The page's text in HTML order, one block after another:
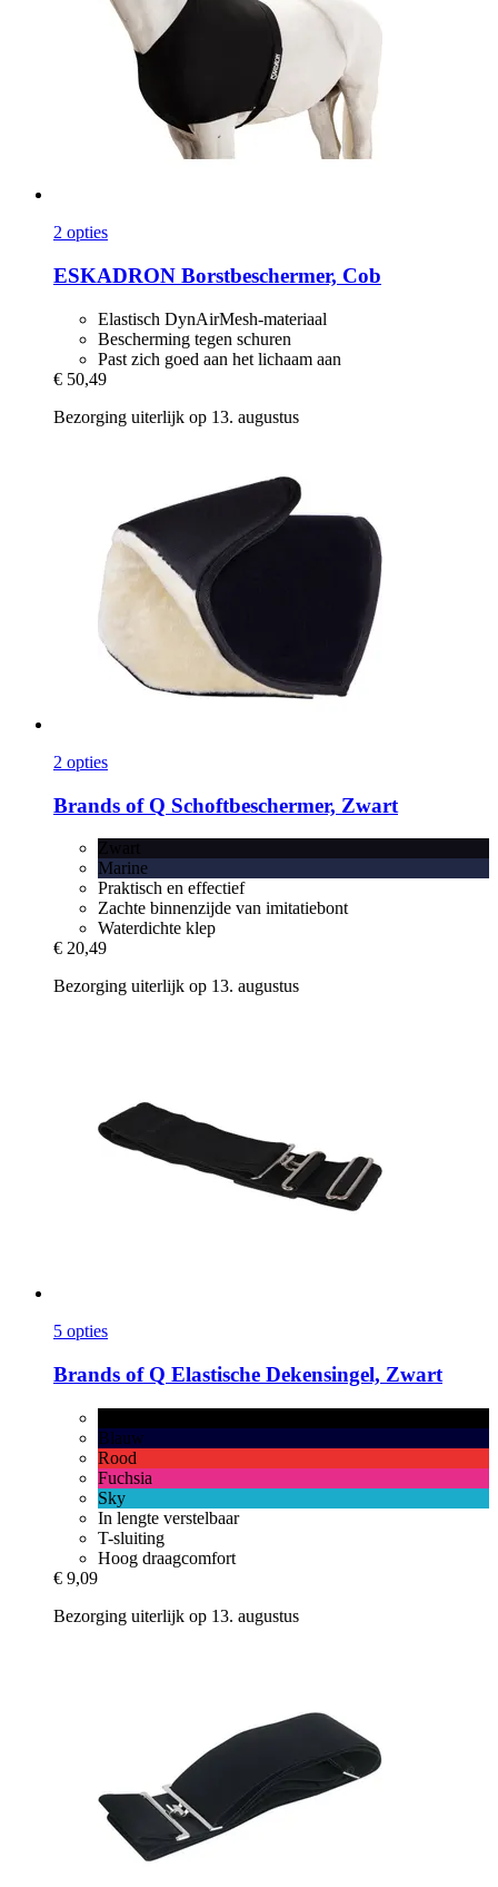
2 opties
ESKADRON Borstbeschermer, Cob
Elastisch DynAirMesh-materiaal
Bescherming tegen schuren
Past zich goed aan het lichaam aan
€ 50,49
Bezorging uiterlijk op 13. augustus
2 opties
Brands of Q Schoftbeschermer, Zwart
Marine
Praktisch en effectief
Zachte binnenzijde van imitatiebont
Waterdichte klep
€ 20,49
Bezorging uiterlijk op 13. augustus
5 opties
Brands of Q Elastische Dekensingel, Zwart
Blauw
Rood
Fuchsia
Sky
In lengte verstelbaar
T-sluiting
Hoog draagcomfort
€ 9,09
Bezorging uiterlijk op 13. augustus